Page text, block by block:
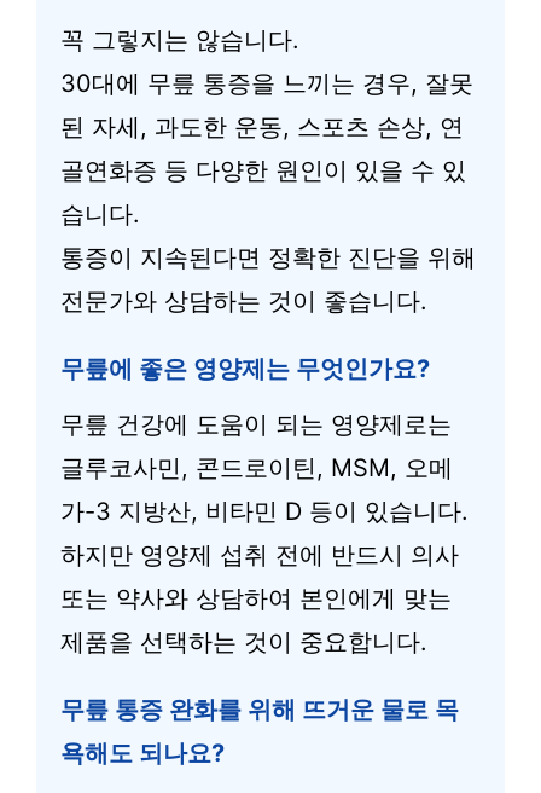
꼭 그렇지는 않습니다.
30대에 무릎 통증을 느끼는 경우, 잘못
된 자세, 과도한 운동, 스포츠 손상, 연
골연화증 등 다양한 원인이 있을 수 있
습니다.
통증이 지속된다면 정확한 진단을 위해
전문가와 상담하는 것이 좋습니다.
무릎에 좋은 영양제는 무엇인가요?
무릎 건강에 도움이 되는 영양제로는
글루코사민, 콘드로이틴, MSM, 오메
가-3 지방산, 비타민 D 등이 있습니다.
하지만 영양제 섭취 전에 반드시 의사
또는 약사와 상담하여 본인에게 맞는
제품을 선택하는 것이 중요합니다.
무릎 통증 완화를 위해 뜨거운 물로 목
욕해도 되나요?